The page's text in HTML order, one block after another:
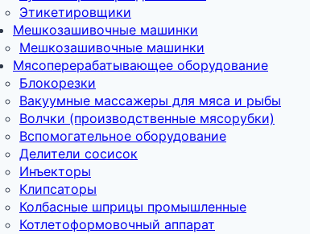
Этикетировщики
Мешкозашивочные машинки
Мешкозашивочные машинки
Мясоперерабатывающее оборудование
Блокорезки
Вакуумные массажеры для мяса и рыбы
Волчки (производственные мясорубки)
Вспомогательное оборудование
Делители сосисок
Инъекторы
Клипсаторы
Колбасные шприцы промышленные
Котлетоформовочный аппарат